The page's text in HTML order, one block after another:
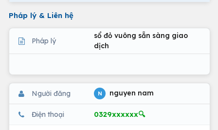
Pháp lý & Liên hệ
Pháp lý
sổ đỏ vuông sẵn sàng giao
dịch
Người đăng N nguyen nam
Điện thoại 0329xxxxxx🔍